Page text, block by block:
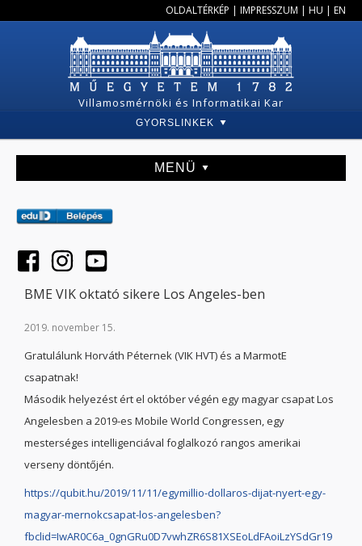
OLDALTÉRKÉP | IMPRESSZUM | HU | EN
Villamosmérnöki és Informatikai Kar
GYORSLINKEK
MENÜ
BME VIK oktató sikere Los Angeles-ben
2019. november 15.
Gratulálunk Horváth Péternek (VIK HVT) és a MarmotE
csapatnak!
Második helyezést ért el október végén egy magyar csapat Los
Angelesben a 2019-es Mobile World Congressen, egy
mesterséges intelligenciával foglalkozó rangos amerikai
verseny döntőjén.
https://qubit.hu/2019/11/11/egymillio-dollaros-dijat-nyert-egy-
magyar-mernokcsapat-los-angelesben?
fbclid=IwAR0C6a_0gnGRu0D7vwhZR6S81XSEoLdFAoiLzYSdGr19